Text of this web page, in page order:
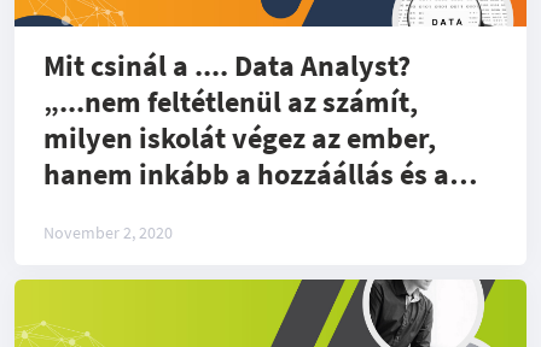
Mit csinál a .... Data Analyst?
„...nem feltétlenül az számít,
milyen iskolát végez az ember,
hanem inkább a hozzáállás és a
November 2, 2020